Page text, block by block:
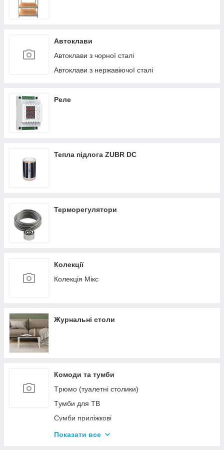
Автоклави
Автоклави з чорної сталі
Автоклави з нержавіючої сталі
Реле
Тепла підлога ZUBR DC
Терморегулятори
Колекції
Колекція Мікс
Журнальні столи
Комоди та тумби
Tрюмо (туалетні столики)
Tумби для ТВ
Сумби приліжкові
Комоди
Показати все